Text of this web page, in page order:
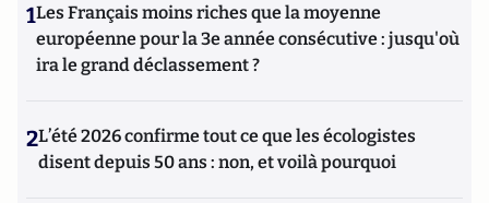
1Les Français moins riches que la moyenne
européenne pour la 3e année consécutive : jusqu'où
ira le grand déclassement ?
2L’été 2026 confirme tout ce que les écologistes
disent depuis 50 ans : non, et voilà pourquoi